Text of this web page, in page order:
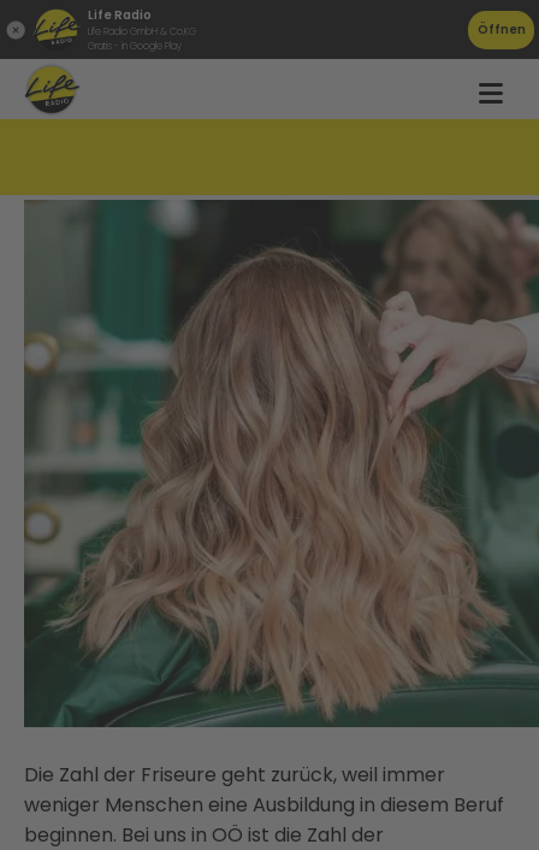
Life Radio
Life Radio GmbH & Co.KG
Gratis - in Google Play
Öffnen
Die Zahl der Friseure geht zurück, weil immer
weniger Menschen eine Ausbildung in diesem Beruf
beginnen. Bei uns in OÖ ist die Zahl der